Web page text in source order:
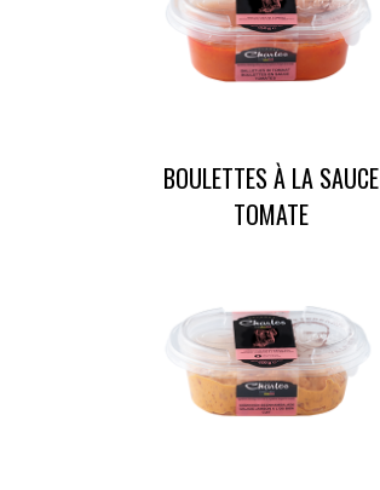
BOULETTES À LA SAUCE
TOMATE